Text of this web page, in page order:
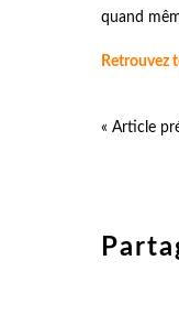
quand
Retrouvez
« Article